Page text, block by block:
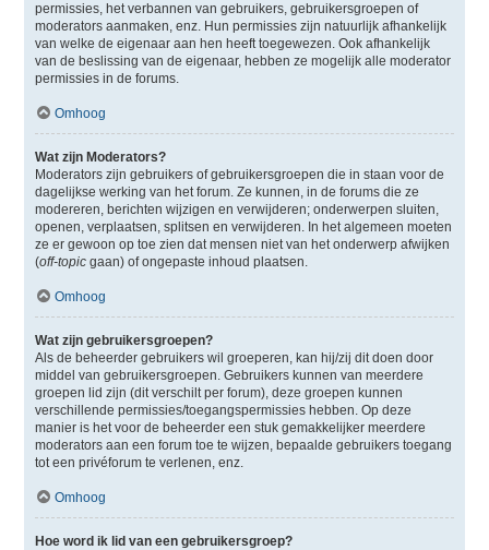
permissies, het verbannen van gebruikers, gebruikersgroepen of
moderators aanmaken, enz. Hun permissies zijn natuurlijk afhankelijk
van welke de eigenaar aan hen heeft toegewezen. Ook afhankelijk
van de beslissing van de eigenaar, hebben ze mogelijk alle moderator
permissies in de forums.
Omhoog
Wat zijn Moderators?
Moderators zijn gebruikers of gebruikersgroepen die in staan voor de
dagelijkse werking van het forum. Ze kunnen, in de forums die ze
modereren, berichten wijzigen en verwijderen; onderwerpen sluiten,
openen, verplaatsen, splitsen en verwijderen. In het algemeen moeten
ze er gewoon op toe zien dat mensen niet van het onderwerp afwijken
(off-topicgaan) of ongepaste inhoud plaatsen.
Omhoog
Wat zijn gebruikersgroepen?
Als de beheerder gebruikers wil groeperen, kan hij/zij dit doen door
middel van gebruikersgroepen. Gebruikers kunnen van meerdere
groepen lid zijn (dit verschilt per forum), deze groepen kunnen
verschillende permissies/toegangspermissies hebben. Op deze
manier is het voor de beheerder een stuk gemakkelijker meerdere
moderators aan een forum toe te wijzen, bepaalde gebruikers toegang
tot een privéforum te verlenen, enz.
Omhoog
Hoe word ik lid van een gebruikersgroep?